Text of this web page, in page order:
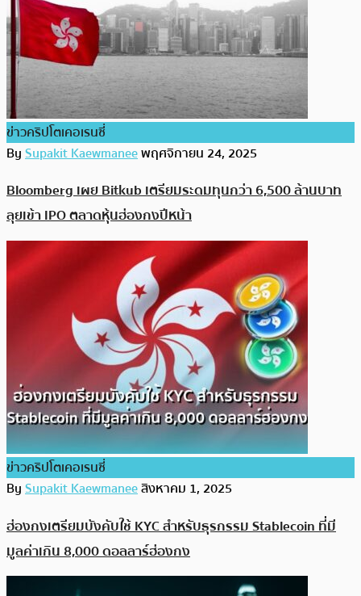
ข่าวคริปโตเคอเรนซี่
BySupakit Kaewmaneeพฤศจิกายน 24, 2025
Bloomberg เผย Bitkub เตรียมระดมทุนกว่า 6,500 ล้านบาท
ลุยเข้า IPO ตลาดหุ้นฮ่องกงปีหน้า
ข่าวคริปโตเคอเรนซี่
BySupakit Kaewmaneeสิงหาคม 1, 2025
ฮ่องกงเตรียมบังคับใช้ KYC สำหรับธุรกรรม Stablecoin ที่มี
มูลค่าเกิน 8,000 ดอลลาร์ฮ่องกง